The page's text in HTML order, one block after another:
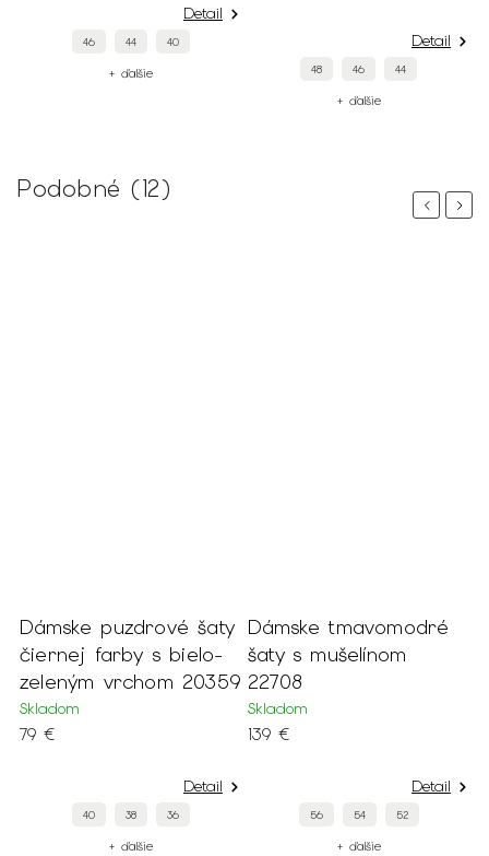
48 48 46
Podobné (12)
Previous
šaty
s bielo-
20359
Dámske tmavomodré
šaty s mušelínom
22708
56
Dámsky
so strieborným
XXL
Next